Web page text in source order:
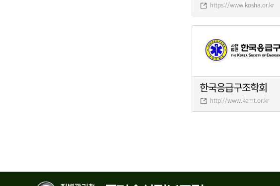
https://www.kosha.or.kr
한국응급구조학회
http://www.kemt.or.kr